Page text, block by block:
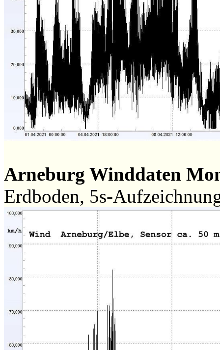
Arneburg Winddaten
Erdboden, 5s-